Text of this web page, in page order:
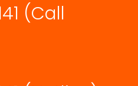
(Call